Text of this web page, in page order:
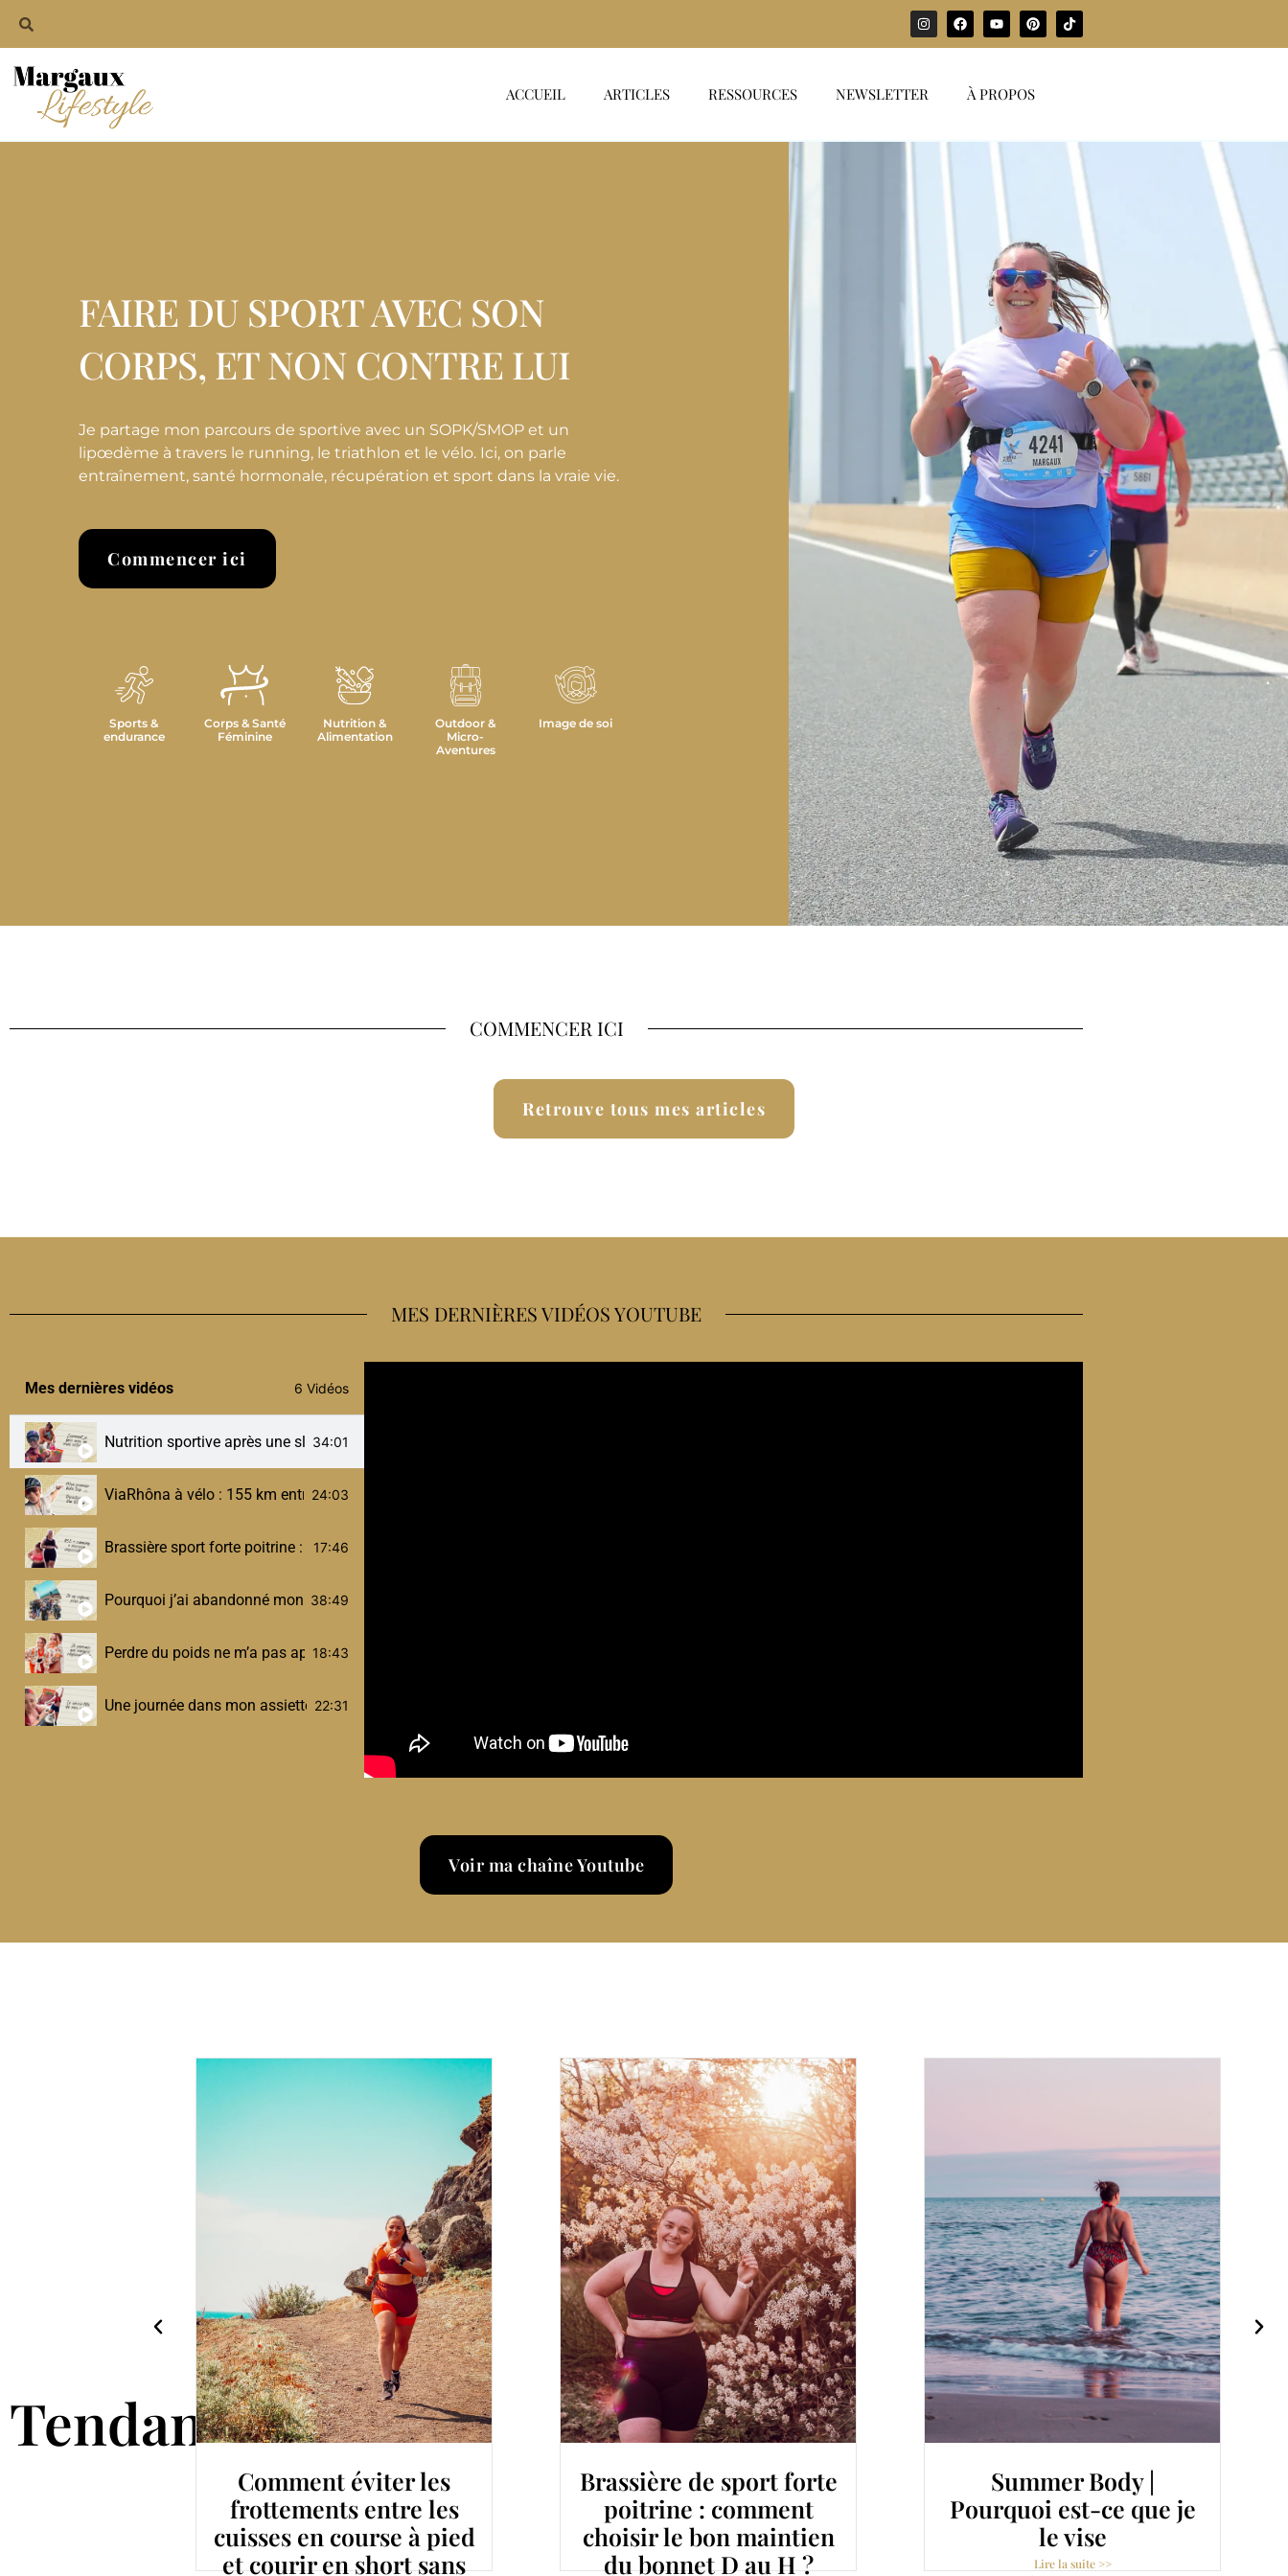
ACCUEIL ARTICLES RESSOURCES NEWSLETTER À PROPOS
FAIRE DU SPORT AVEC SON
CORPS, ET NON CONTRE LUI
Je partage mon parcours de sportive avec un SOPK/SMOP et un
lipœdème à travers le running, le triathlon et le vélo. Ici, on parle
entraînement, santé hormonale, récupération et sport dans la vraie vie.
Commencer ici
Sports &
endurance
Corps & Santé
Féminine
Nutrition &
Alimentation
Outdoor &
Micro-
Aventures
Image de soi
COMMENCER ICI
Retrouve tous mes articles
MES DERNIÈRES VIDÉOS YOUTUBE
Mes dernières vidéos 6 Vidéos
Nutrition sportive après une sleeve : comment je me ravitaille en course à pied et à vélo
34:01
ViaRhôna à vélo : 155 km entre Ambérieu et Culoz (bike trip sans voiture)
24:03
Brassière sport forte poitrine : mes vraies solutions quand on fait un bonnet E
17:46
Pourquoi j’ai abandonné mon Half Ironman (et pourquoi je veux recommencer)
38:49
Perdre du poids ne m’a pas appris à aimer mon corps (mon témoignage après ma sleeve)
18:43
Une journée dans mon assiette post-sleeve (sport, résistance à l’insuline & nutrition d’endurance)
22:31
Voir ma chaîne Youtube
Tendance
Comment éviter les
frottements entre les
cuisses en course à pied
et courir en short sans
Brassière de sport forte
poitrine : comment
choisir le bon maintien
du bonnet D au H ?
Summer Body |
Pourquoi est-ce que je
le vise
Lire la suite >>